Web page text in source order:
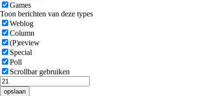
Games
Toon berichten van deze types
Weblog
Column
(P)review
Special
Poll
Scrollbar gebruiken
opslaan